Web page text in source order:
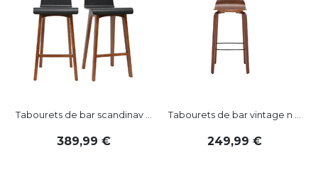
Tabourets de bar scandinav ...
389,99
Tabourets de bar vintage n ...
249,99